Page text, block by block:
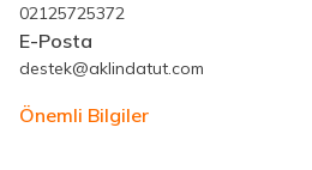
02125725372
E-Posta
destek@aklindatut.com
Önemli Bilgiler